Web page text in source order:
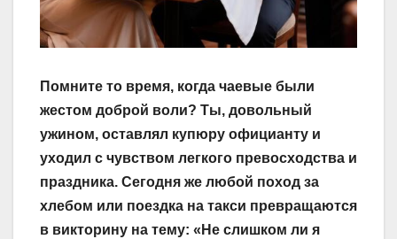
Помните то время, когда чаевые были
жестом доброй воли? Ты, довольный
ужином, оставлял купюру официанту и
уходил с чувством легкого превосходства и
праздника. Сегодня же любой поход за
хлебом или поездка на такси превращаются
в викторину на тему: «Не слишком ли я